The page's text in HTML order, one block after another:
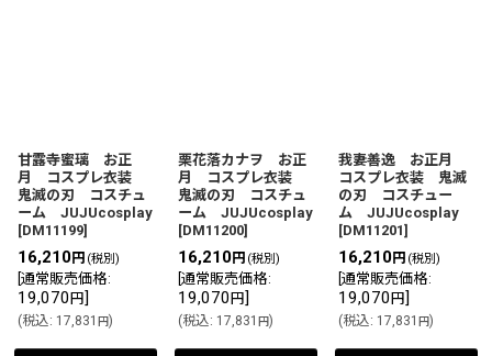
甘露寺蜜璃 お正
月 コスプレ衣装
鬼滅の刃 コスチュ
ーム JUJUcosplay
[DM11199]
16,210円 (税別)
通常販売価格:
19,070 円]
(税込: 17,831 円)
栗花落カナヲ お正
月 コスプレ衣装
鬼滅の刃 コスチュ
ーム JUJUcosplay
[DM11200]
16,210円 (税別)
通常販売価格:
19,070 円]
(税込: 17,831 円)
我妻善逸 お正月
コスプレ衣装 鬼滅
の刃 コスチュー
ム JUJUcosplay
[DM11201]
16,210円 (税別)
通常販売価格:
19,070 円]
(税込: 17,831 円)